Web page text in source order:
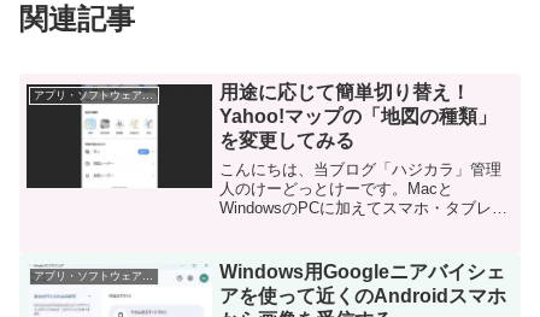
関連記事
アプリ・ソフトウェア・サービス
用途に応じて簡単切り替え！
Yahoo!マップの「地図の種類」
を変更してみる
こんにちは、当ブログ「ハジカラ」管理
人のけーどっとけーです。Macと
WindowsのPCに加えてスマホ・タブレッ
発見を当ブログで紹介しています。ほぼ
毎日更新しているので...
Windows用Googleニアバイシェ
アを使って近くのAndroidスマホ